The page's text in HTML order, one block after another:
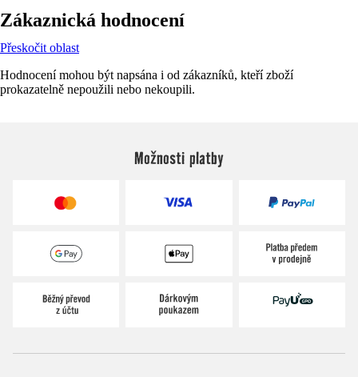
Zákaznická hodnocení
Přeskočit oblast
Hodnocení mohou být napsána i od zákazníků, kteří zboží
prokazatelně nepoužili nebo nekoupili.
Možnosti platby